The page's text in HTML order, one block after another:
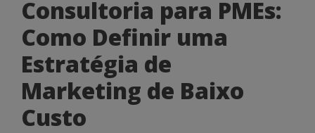
Baixo
Custo
Consultoria para PMEs:
Como Definir uma
Estratégia de
Marketing de Baixo
Custo